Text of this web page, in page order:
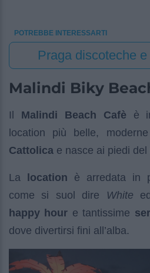
POTREBBE INTERESSARTI
Praga discoteche
Malindi Biky
Il Malindi Beach Cafè è
location più belle,
Cattolica e nasce ai piedi del
La location è arredata in
come si suol dire
White
happy hour e tantissime
dove divertirsi fini all’alba.